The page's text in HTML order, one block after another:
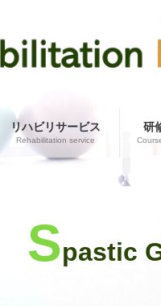
リハビリサービス
Rehabilitation service
研
Spastic